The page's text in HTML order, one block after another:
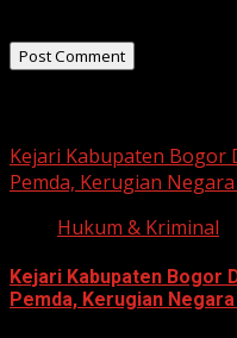
Kejari Kabupaten Bogor
Pemda, Kerugian
Hukum & Kriminal
Kejari Kabupaten Bogor
Pemda, Kerugian